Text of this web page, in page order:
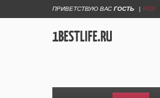
ПРИВЕТСТВУЮ ВАС ГОСТЬ | RSS
1BESTLIFE.RU